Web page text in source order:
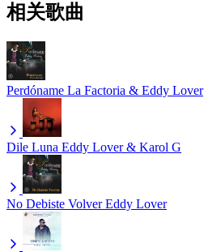
相关歌曲
Perdóname La Factoria & Eddy Lover
Dile Luna Eddy Lover & Karol G
No Debiste Volver Eddy Lover